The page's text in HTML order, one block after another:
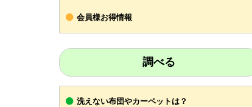
会員様お得情報
調べる
洗えない布団やカーペットは？